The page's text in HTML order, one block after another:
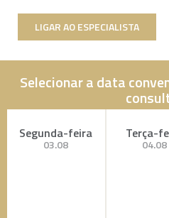
LIGAR AO ESPECIALISTA
Selecionar a data
Segunda-feira
03.08
Terça-
04.08